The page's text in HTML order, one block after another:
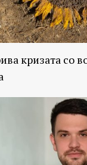
кризата со